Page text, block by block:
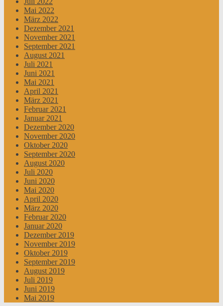
Mai 2022
März 2022
Dezember 2021
November 2021
September 2021
August 2021
Juli 2021
Juni 2021
Mai 2021
April 2021
März 2021
Februar 2021
Januar 2021
Dezember 2020
November 2020
Oktober 2020
September 2020
August 2020
Juli 2020
Juni 2020
Mai 2020
April 2020
März 2020
Februar 2020
Januar 2020
Dezember 2019
November 2019
Oktober 2019
September 2019
August 2019
Juli 2019
Juni 2019
Mai 2019